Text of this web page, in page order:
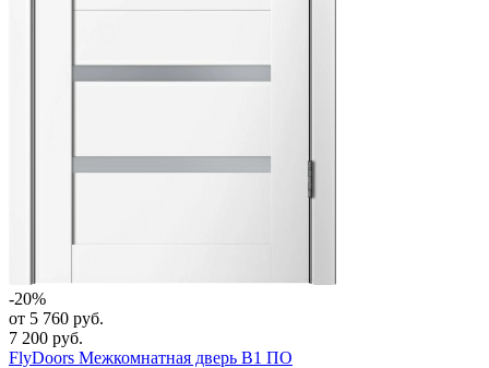
-20%
от 5 760 руб.
7 200 руб.
FlyDoors Межкомнатная дверь В1 ПО